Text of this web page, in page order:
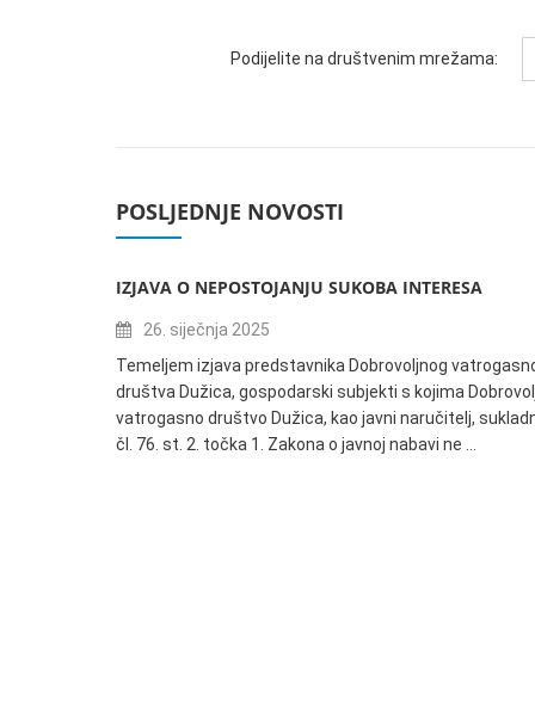
Podijelite na društvenim mrežama:
POSLJEDNJE NOVOSTI
IZJAVA O NEPOSTOJANJU SUKOBA INTERESA
26. siječnja 2025
Temeljem izjava predstavnika Dobrovoljnog
društva Dužica, gospodarski subjekti s kojima
vatrogasno društvo Dužica, kao javni naručitelj,
čl. 76. st. 2. točka 1. Zakona o javnoj nabavi ne …